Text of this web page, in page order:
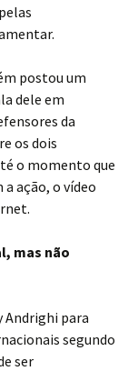
postou um
dele em
da
os dois
o momento que
ação, o vídeo
mas não
para
segundo
ser